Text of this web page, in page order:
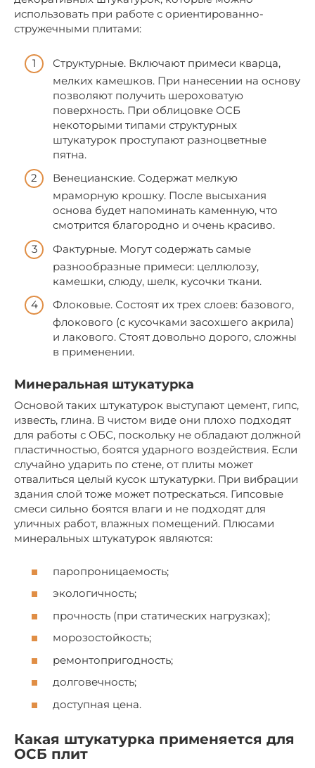
использовать при работе с ориентированно-
стружечными плитами:
Структурные. Включают примеси кварца,
мелких камешков. При нанесении на основу
позволяют получить шероховатую
поверхность. При облицовке ОСБ
некоторыми типами структурных
штукатурок проступают разноцветные
пятна.
Венецианские. Содержат мелкую
мраморную крошку. После высыхания
основа будет напоминать каменную, что
смотрится благородно и очень красиво.
Фактурные. Могут содержать самые
разнообразные примеси: целлюлозу,
камешки, слюду, шелк, кусочки ткани.
Флоковые. Состоят их трех слоев: базового,
флокового (с кусочками засохшего акрила)
и лакового. Стоят довольно дорого, сложны
в применении.
Минеральная штукатурка
Основой таких штукатурок выступают цемент, гипс,
известь, глина. В чистом виде они плохо подходят
для работы с ОБС, поскольку не обладают должной
пластичностью, боятся ударного воздействия. Если
случайно ударить по стене, от плиты может
отвалиться целый кусок штукатурки. При вибрации
здания слой тоже может потрескаться. Гипсовые
смеси сильно боятся влаги и не подходят для
уличных работ, влажных помещений. Плюсами
минеральных штукатурок являются:
паропроницаемость;
экологичность;
прочность (при статических нагрузках);
морозостойкость;
ремонтопригодность;
долговечность;
доступная цена.
Какая штукатурка применяется для
ОСБ плит